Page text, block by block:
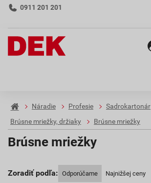
0911 201 201
Náradie Profesie
Sadrokartonár
Brúsne mriežky, držiaky
Brúsne mriežky
Brúsne mriežky
Zoradiť podľa: Odporúčame Najnižšej ceny